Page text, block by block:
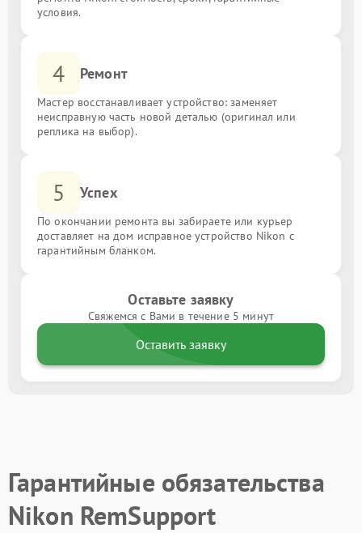
условия.
4 Ремонт
Мастер восстанавливает устройство: заменяет
неисправную часть новой деталью (оригинал или
реплика на выбор).
5 Успех
По окончании ремонта вы забираете или курьер
доставляет на дом исправное устройство Nikon с
гарантийным бланком.
Оставьте заявку
Свяжемся с Вами в течение 5 минут
Оставить заявку
Гарантийные обязательства
Nikon RemSupport